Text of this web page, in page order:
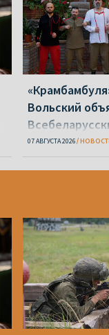
Вольский
07 АВГУСТА 2026